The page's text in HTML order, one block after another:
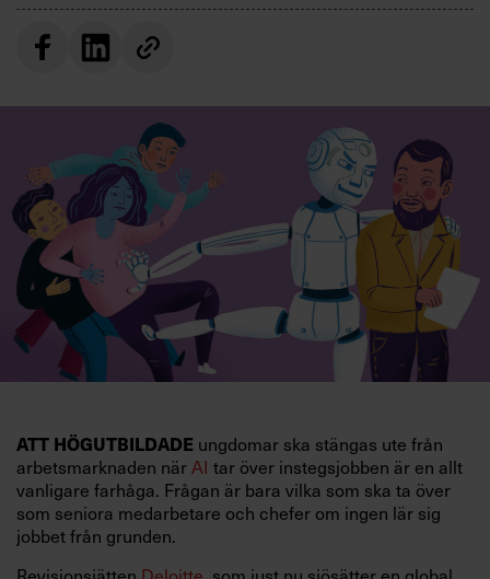
Logga in
Prenumerera
efter:
ATT HÖGUTBILDADE ungdomar ska stängas ute från
arbetsmarknaden närAI tar över instegsjobben är en allt
vanligare farhåga. Frågan är bara vilka som ska ta över
som seniora medarbetare och chefer om ingen lär sig
jobbet från grunden.